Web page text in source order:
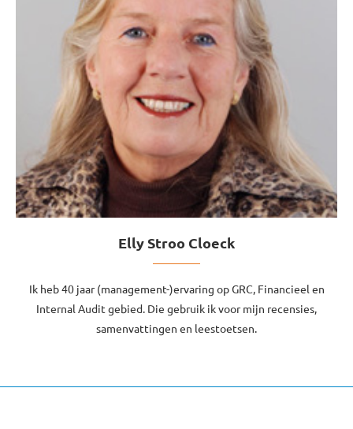
Elly Stroo Cloeck
Ik heb 40 jaar (management-)ervaring op GRC, Financieel en
Internal Audit gebied. Die gebruik ik voor mijn recensies,
samenvattingen en leestoetsen.